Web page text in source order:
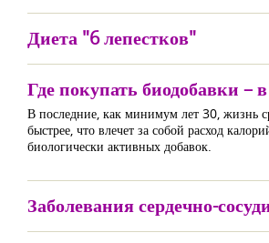
Диета "6 лепестков"
Где покупать биодобавки –
В последние, как минимум лет 30, жизнь
быстрее, что влечет за собой расход
биологически активных добавок.
Заболевания сердечно-